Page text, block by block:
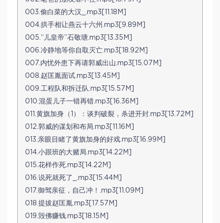
003.偷白菜的大汉_.mp3[11.18M]
004.拱手相让燕云十六州.mp3[9.89M]
005.“儿皇帝”石敬瑭.mp3[13.35M]
006.冷静地等你自取灭亡.mp3[18.92M]
007.内忧外患下再请郭威出山.mp3[15.07M]
008.赵匡胤面试.mp3[13.45M]
009.工程队和拆迁队.mp3[15.57M]
010.混蛋儿子一错再错.mp3[16.36M]
011.黄旗加身（1）：谈判破裂，杀进开封.mp3[13.72M]
012.郭威的谋划和布局.mp3[11.16M]
013.亲眼目睹了黄旗加身的好戏.mp3[16.99M]
014.小跟班的大赌局.mp3[14.22M]
015.花样作死.mp3[14.22M]
016.说死就死了_.mp3[15.44M]
017.御驾亲征，自己冲！.mp3[11.09M]
018.提拔赵匡胤.mp3[17.57M]
019.毁佛赚钱.mp3[18.15M]